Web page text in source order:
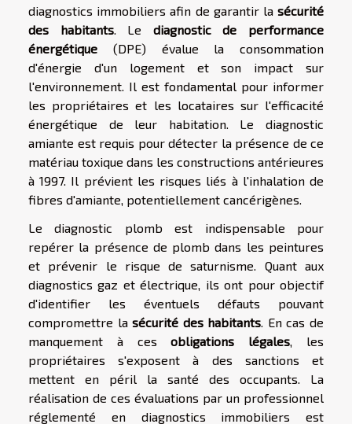
diagnostics immobiliers afin de garantir la sécurité
des habitants. Le diagnostic de performance
énergétique (DPE) évalue la consommation
d'énergie d'un logement et son impact sur
l'environnement. Il est fondamental pour informer
les propriétaires et les locataires sur l'efficacité
énergétique de leur habitation. Le diagnostic
amiante est requis pour détecter la présence de ce
matériau toxique dans les constructions antérieures
à 1997. Il prévient les risques liés à l'inhalation de
fibres d'amiante, potentiellement cancérigènes.
Le diagnostic plomb est indispensable pour
repérer la présence de plomb dans les peintures
et prévenir le risque de saturnisme. Quant aux
diagnostics gaz et électrique, ils ont pour objectif
d'identifier les éventuels défauts pouvant
compromettre lasécurité des habitants . En cas de
manquement à cesobligations légales , les
propriétaires s'exposent à des sanctions et
mettent en péril la santé des occupants. La
réalisation de ces évaluations par un professionnel
réglementé en diagnostics immobiliers est